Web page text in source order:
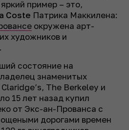
пример – это,
Coste Патрика Маккилена:
окружена арт-
художников и
состояние на
знаменитых
The Berkeley и
15 лет назад купил
от Экс-ан-Прованса с
дорогами времен